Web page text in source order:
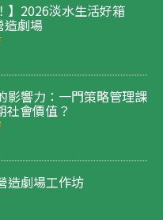
】2026淡水生活好箱
劇場
影響力：一門策略管理課
社會價值？
造劇場工作坊